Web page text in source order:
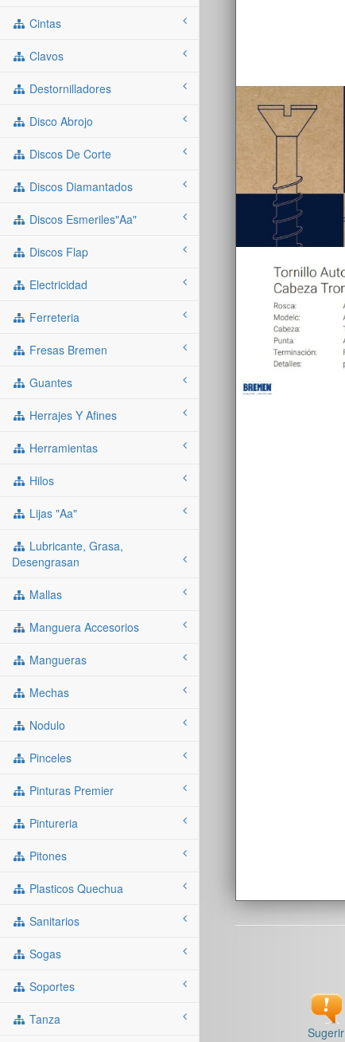
Cintas
Clavos
Destornilladores
Disco Abrojo
Discos De Corte
Discos Diamantados
Discos Esmeriles"aa"
Discos Flap
Electricidad
Ferreteria
Fresas Bremen
Guantes
Herrajes Y Afines
Herramientas
Hilos
Lijas "aa"
Lubricante, Grasa,
Desengrasan
Mallas
Manguera Accesorios
Mangueras
Mechas
Nodulo
Pinceles
Pinturas Premier
Pintureria
Pitones
Plasticos Quechua
Sanitarios
Sogas
Soportes
Tanza
Sugerir